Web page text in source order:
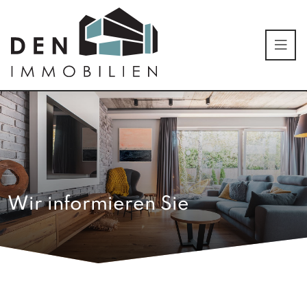
Wir informieren Sie